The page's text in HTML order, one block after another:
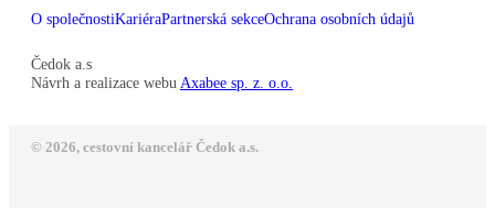
O společnostiKariéraPartnerská sekceOchrana osobních údajů
Čedok a.s
Návrh a realizace webu Axabee sp. z. o.o.
© 2026, cestovní kancelář Čedok a.s.